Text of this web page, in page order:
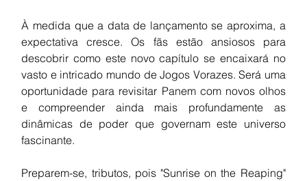
À medida que a data de lançamento se aproxima, a
expectativa cresce. Os fãs estão ansiosos para
descobrir como este novo capítulo se encaixará no
vasto e intricado mundo de Jogos Vorazes. Será uma
oportunidade para revisitar Panem com novos olhos
e compreender ainda mais profundamente as
dinâmicas de poder que governam este universo
fascinante.
Preparem-se, tributos, pois "Sunrise on the Reaping"